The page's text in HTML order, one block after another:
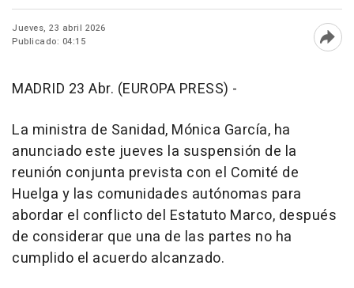
Jueves, 23 abril 2026
Publicado: 04:15
MADRID 23 Abr. (EUROPA PRESS) -
La ministra de Sanidad, Mónica García, ha
anunciado este jueves la suspensión de la
reunión conjunta prevista con el Comité de
Huelga y las comunidades autónomas para
abordar el conflicto del Estatuto Marco, después
de considerar que una de las partes no ha
cumplido el acuerdo alcanzado.